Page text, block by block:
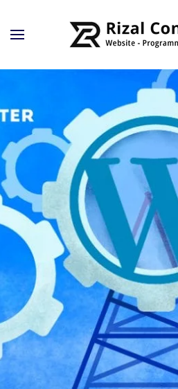
Skip to main content